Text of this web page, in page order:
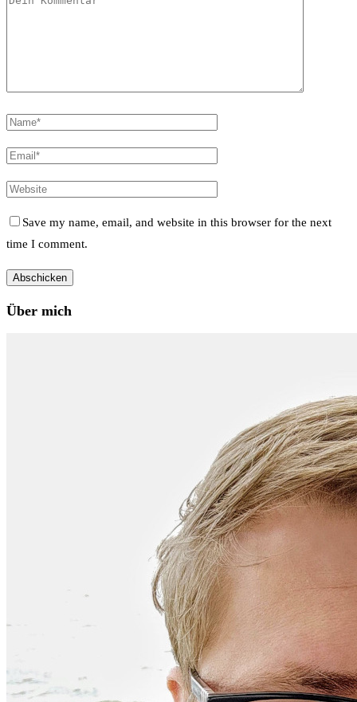
Save my name, email, and website in this browser for the next
time I comment.
Über mich